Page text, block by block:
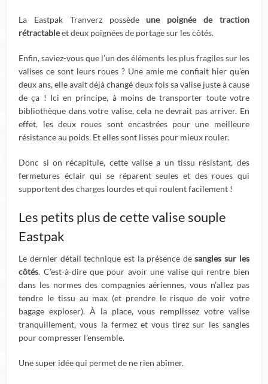
La Eastpak Tranverz possèdeune poignée de traction
rétractableet deux poignées de portage sur les côtés.
Enfin, saviez-vous que l’un des éléments les plus fragiles sur les
valises ce sont leurs roues ? Une amie me confiait hier qu’en
deux ans, elle avait déjà changé deux fois sa valise juste à cause
de ça ! Ici en principe, à moins de transporter toute votre
bibliothèque dans votre valise, cela ne devrait pas arriver. En
effet, les deux roues sont encastrées pour une meilleure
résistance au poids. Et elles sont lisses pour mieux rouler.
Donc si on récapitule, cette valise a un tissu résistant, des
fermetures éclair qui se réparent seules et des roues qui
supportent des charges lourdes et qui roulent facilement !
Les petits plus de cette valise souple
Eastpak
Le dernier détail technique est la présence desangles sur les
côtés. C’est-à-dire que pour avoir une valise qui rentre bien
dans les normes des compagnies aériennes, vous n’allez pas
tendre le tissu au max (et prendre le risque de voir votre
bagage exploser). À la place, vous remplissez votre valise
tranquillement, vous la fermez et vous tirez sur les sangles
pour compresser l’ensemble.
Une super idée qui permet de ne rien abîmer.